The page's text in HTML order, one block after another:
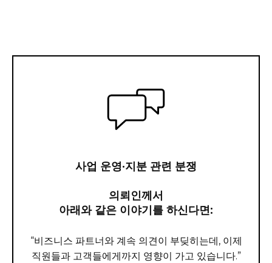
사업 운영·지분 관련 분쟁
의뢰인께서
아래와 같은 이야기를 하신다면:
“비즈니스 파트너와 계속 의견이 부딪히는데, 이제
직원들과 고객들에게까지 영향이 가고 있습니다.”